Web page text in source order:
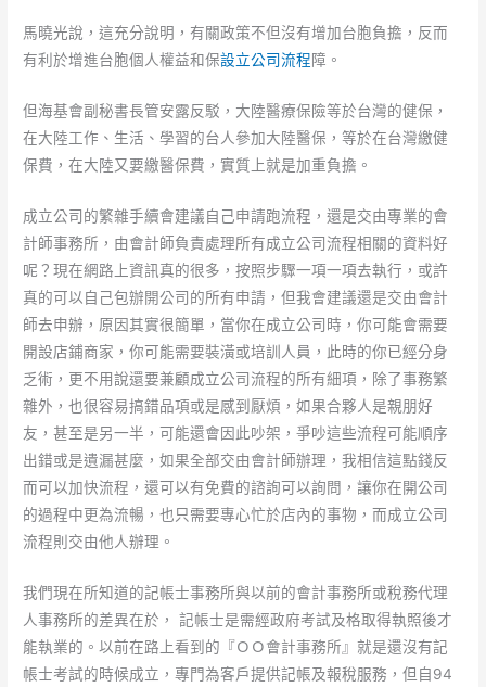
馬曉光說，這充分說明，有關政策不但沒有增加台胞負擔，反而
有利於增進台胞個人權益和保設立公司流程障。
但海基會副秘書長管安露反駁，大陸醫療保險等於台灣的健保，
在大陸工作、生活、學習的台人參加大陸醫保，等於在台灣繳健
保費，在大陸又要繳醫保費，實質上就是加重負擔。
成立公司的繁雜手續會建議自己申請跑流程，還是交由專業的會
計師事務所，由會計師負責處理所有成立公司流程相關的資料好
呢？現在網路上資訊真的很多，按照步驟一項一項去執行，或許
真的可以自己包辦開公司的所有申請，但我會建議還是交由會計
師去申辦，原因其實很簡單，當你在成立公司時，你可能會需要
開設店鋪商家，你可能需要裝潢或培訓人員，此時的你已經分身
乏術，更不用說還要兼顧成立公司流程的所有細項，除了事務繁
雜外，也很容易搞錯品項或是感到厭煩，如果合夥人是親朋好
友，甚至是另一半，可能還會因此吵架，爭吵這些流程可能順序
出錯或是遺漏甚麼，如果全部交由會計師辦理，我相信這點錢反
而可以加快流程，還可以有免費的諮詢可以詢問，讓你在開公司
的過程中更為流暢，也只需要專心忙於店內的事物，而成立公司
流程則交由他人辦理。
我們現在所知道的記帳士事務所與以前的會計事務所或稅務代理
人事務所的差異在於， 記帳士是需經政府考試及格取得執照後才
能執業的。以前在路上看到的『ＯＯ會計事務所』就是還沒有記
帳士考試的時候成立，專門為客戶提供記帳及報稅服務，但自94